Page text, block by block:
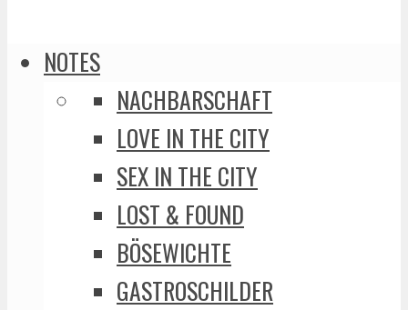
NOTES
NACHBARSCHAFT
LOVE IN THE CITY
SEX IN THE CITY
LOST & FOUND
BÖSEWICHTE
GASTROSCHILDER